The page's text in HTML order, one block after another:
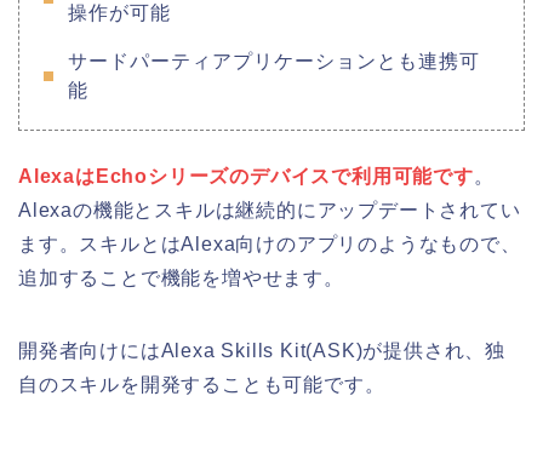
操作が可能
サードパーティアプリケーションとも連携可
能
AlexaはEchoシリーズのデバイスで利用 可能です。
Alexaの機能とスキルは継続的にアップデートされてい
ます。スキルとはAlexa向けのアプリのようなもので、
追加することで機能を増やせます。
開発者向けにはAlexa Skills Kit(ASK)が提供され、独
自のスキルを開発することも可能です。